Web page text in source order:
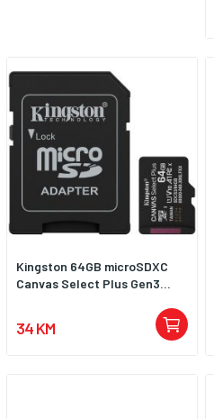
Kingston 64GB microSDXC
Canvas Select Plus Gen3...
34 KM